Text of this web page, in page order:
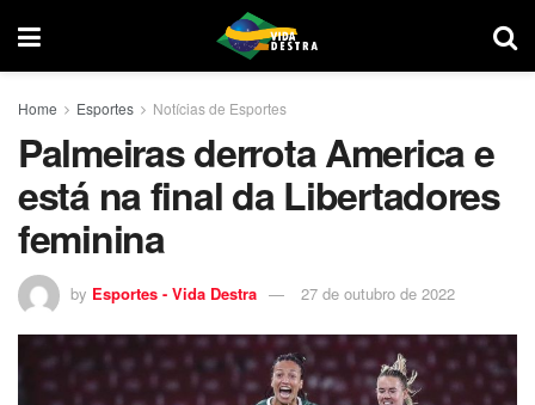
Home Esportes Notícias de Esportes
Palmeiras derrota America e
está na final da Libertadores
feminina
by Esportes - Vida Destra 27 de outubro de 2022